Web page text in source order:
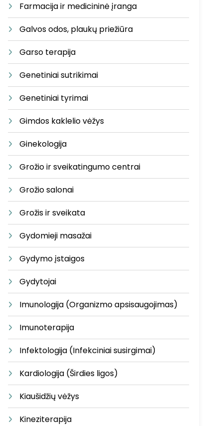
Farmacija ir medicininė įranga
Galvos odos, plaukų priežiūra
Garso terapija
Genetiniai sutrikimai
Genetiniai tyrimai
Gimdos kaklelio vėžys
Ginekologija
Grožio ir sveikatingumo centrai
Grožio salonai
Grožis ir sveikata
Gydomieji masažai
Gydymo įstaigos
Gydytojai
Imunologija (Organizmo apsisaugojimas)
Imunoterapija
Infektologija (Infekciniai susirgimai)
Kardiologija (Širdies ligos)
Kiaušidžių vėžys
Kineziterapija